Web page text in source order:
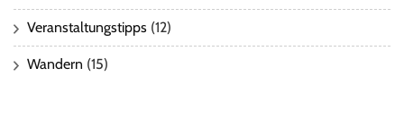
Veranstaltungstipps (12)
Wandern (15)